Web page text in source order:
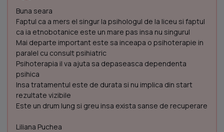
Buna seara
Faptul ca a mers el singur la psihologul de la liceu si faptul
ca ia etnobotanice este un mare pas insa nu singurul
Mai departe important este sa inceapa o psihoterapie in
paralel cu consult psihiatric
Psihoterapia il va ajuta sa depaseasca dependenta
psihica
Insa tratamentul este de durata si nu implica din start
rezultate vizibile
Este un drum lung si greu insa exista sanse de recuperare
Liliana Puchea